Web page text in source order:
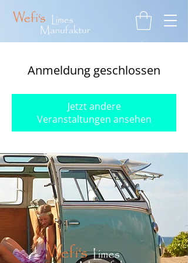
Anmeldung geschlossen
Jetzt andere
Veranstaltungen ansehen